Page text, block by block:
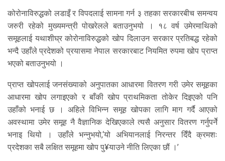
कोरोनाविरुद्धको लडाइँ र विपदलाई सामना गर्न ३ तहका सरकारबीच समन्वय
जरुरी रहेको मुख्यमन्त्री पोखरेलले बताउनुभयो । १८ वर्ष उमेरमाथिको
समूहलाई यथाशीघ्र कोरोनाविरुद्धको खोप दिलाउन सरकार प्रतिबद्ध रहेको
भन्दै उहाँले प्रदेशको प्रयासमा नेपाल सरकारबाट नियमित रुपमा खोप प्राप्त
भएको बताउनुभयो ।
प्राप्त खोपलाई जनसंख्याको अनुपातका आधारमा वितरण गरी उमेर समूहका
आधारमा खोप लगाइएको र बाँकी खोप प्राथमिकता तोकेर दिइएको पनि
उहाँको भनाई छ । अहिले विभिन्न समूह खोपका लागि माग गर्दै आएको
अवस्थामा उमेर समूह नै वैज्ञानिक देखिएकाले त्यसै अनुसार वितरण गर्नुपर्नेे
भनाइ थियो । उहाँले भन्नुभयो,‘यो अभियानलाई निरन्तर दिँदै क्रमशः
प्रदेशका सबै लक्षित समूहमा खोप पु¥याउने नीति लिएका छौं ।’